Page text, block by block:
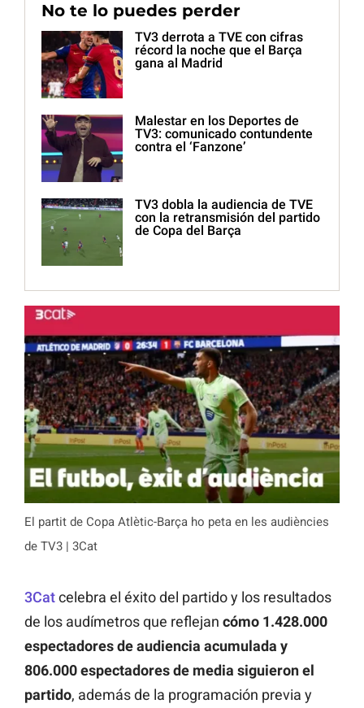
No te lo puedes perder
TV3 derrota a TVE con cifras
récord la noche que el Barça
gana al Madrid
Malestar en los Deportes de
TV3: comunicado contundente
contra el ‘Fanzone’
TV3 dobla la audiencia de TVE
con la retransmisión del partido
de Copa del Barça
El partit de Copa Atlètic-Barça ho peta en les audiències
de TV3 | 3Cat
3Catcelebra el éxito del partido y los resultados
de los audímetros que reflejan cómo 1.428.000
espectadores de audiencia acumulada y
806.000 espectadores de media siguieron el
partido, además de la programación previa y